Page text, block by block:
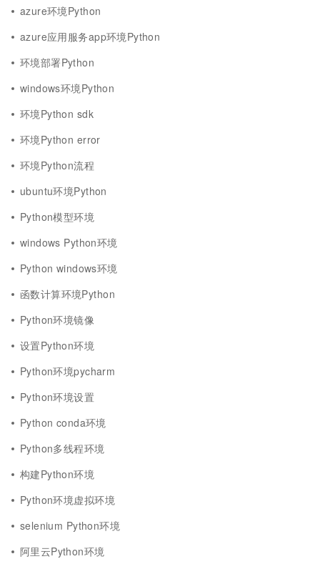
azure环境Python
azure应用服务app环境Python
环境部署Python
windows环境Python
环境Python sdk
环境Python error
环境Python流程
ubuntu环境Python
Python模型环境
windows Python环境
Python windows环境
函数计算环境Python
Python环境镜像
设置Python环境
Python环境pycharm
Python环境设置
Python conda环境
Python多线程环境
构建Python环境
Python环境虚拟环境
selenium Python环境
阿里云Python环境